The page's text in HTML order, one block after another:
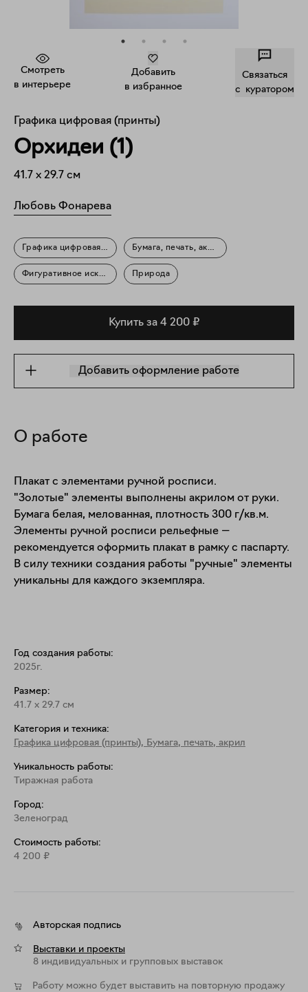
Смотреть
в интерьере
Добавить
в избранное
Связаться
c куратором
Графика цифровая (принты)
Орхидеи (1)
41.7 x 29.7 см
Любовь Фонарева
Графика цифровая (принты)Бумага, печать, акрил
Фигуративное искусство Природа
Купить за 4 200 ₽
Добавить оформление работе
О работе
Плакат с элементами ручной росписи.
"Золотые" элементы выполнены акрилом от руки.
Бумага белая, мелованная, плотность 300 г/кв.м.
Элементы ручной росписи рельефные —
рекомендуется оформить плакат в рамку с паспарту.
В силу техники создания работы "ручные" элементы
уникальны для каждого экземпляра.
Год создания работы:
2025г.
Размер:
41.7 x 29.7 см
Категория и техника:
Графика цифровая (принты), Бумага, печать, акрил
Уникальность работы:
Тиражная работа
Город:
Зеленоград
Стоимость работы:
4 200 ₽
Авторская подпись
Выставки и проекты
8 индивидуальных и групповых выставок
Работу можно будет выставить на повторную продажу